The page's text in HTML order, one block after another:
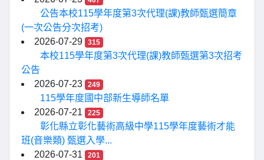
公告本校115學年度第3次代理(課)教師甄選簡章
(一次公告分次招考)
2026-07-29
315
本校115學年度第3次代理(課)教師甄選第3次招考
公告
2026-07-23
249
115學年度國中部新生導師名單
2026-07-21
225
彰化縣立彰化藝術高級中學115學年度藝術才能
班(音樂類) 甄選入學...
2026-07-31
201